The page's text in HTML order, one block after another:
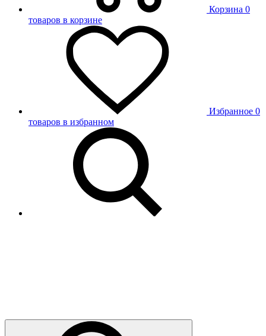
Корзина 0
товаров в корзине
Избранное 0
товаров в избранном